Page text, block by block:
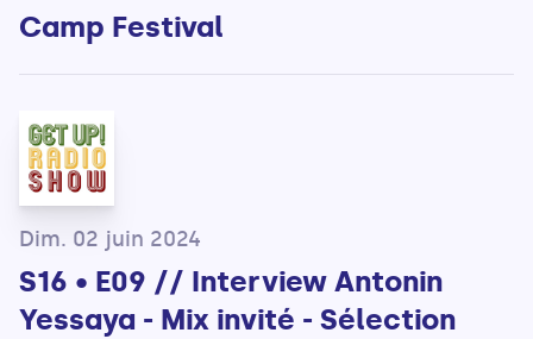
Camp Festival
Dim. 02 juin 2024
S16 • E09 // Interview Antonin
Yessaya - Mix invité - Sélection